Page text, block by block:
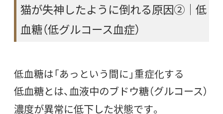
猫が失神したように倒れる原因②｜低
血糖（低グルコース血症）
低血糖は「あっという間に」重症化する
低血糖とは、血液中のブドウ糖（グルコース）
濃度が異常に低下した状態です。